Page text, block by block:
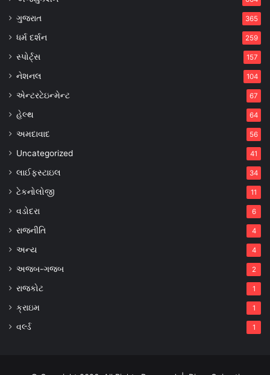
ગુજરાત 365
ધર્મ દર્શન 259
સ્પોર્ટ્સ 157
નેશનલ 104
એન્ટરટેઇન્મેન્ટ 67
હેલ્થ 64
અમદાવાદ 56
Uncategorized 41
લાઈફસ્ટાઇલ 34
ટેકનોલોજી 11
વડોદરા 6
રાજનીતિ 4
અન્ય 4
અજબ-ગજબ 2
રાજકોટ 1
ક્રાઇમ 1
વર્લ્ડ 1